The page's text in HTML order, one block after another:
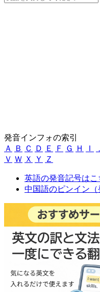
発音インフォの索引
Ａ
Ｂ Ｃ Ｄ Ｅ Ｆ Ｇ Ｈ Ｉ
Ｖ Ｗ Ｘ Ｙ Ｚ
英語の発音記号はこ
中国語のピンイン